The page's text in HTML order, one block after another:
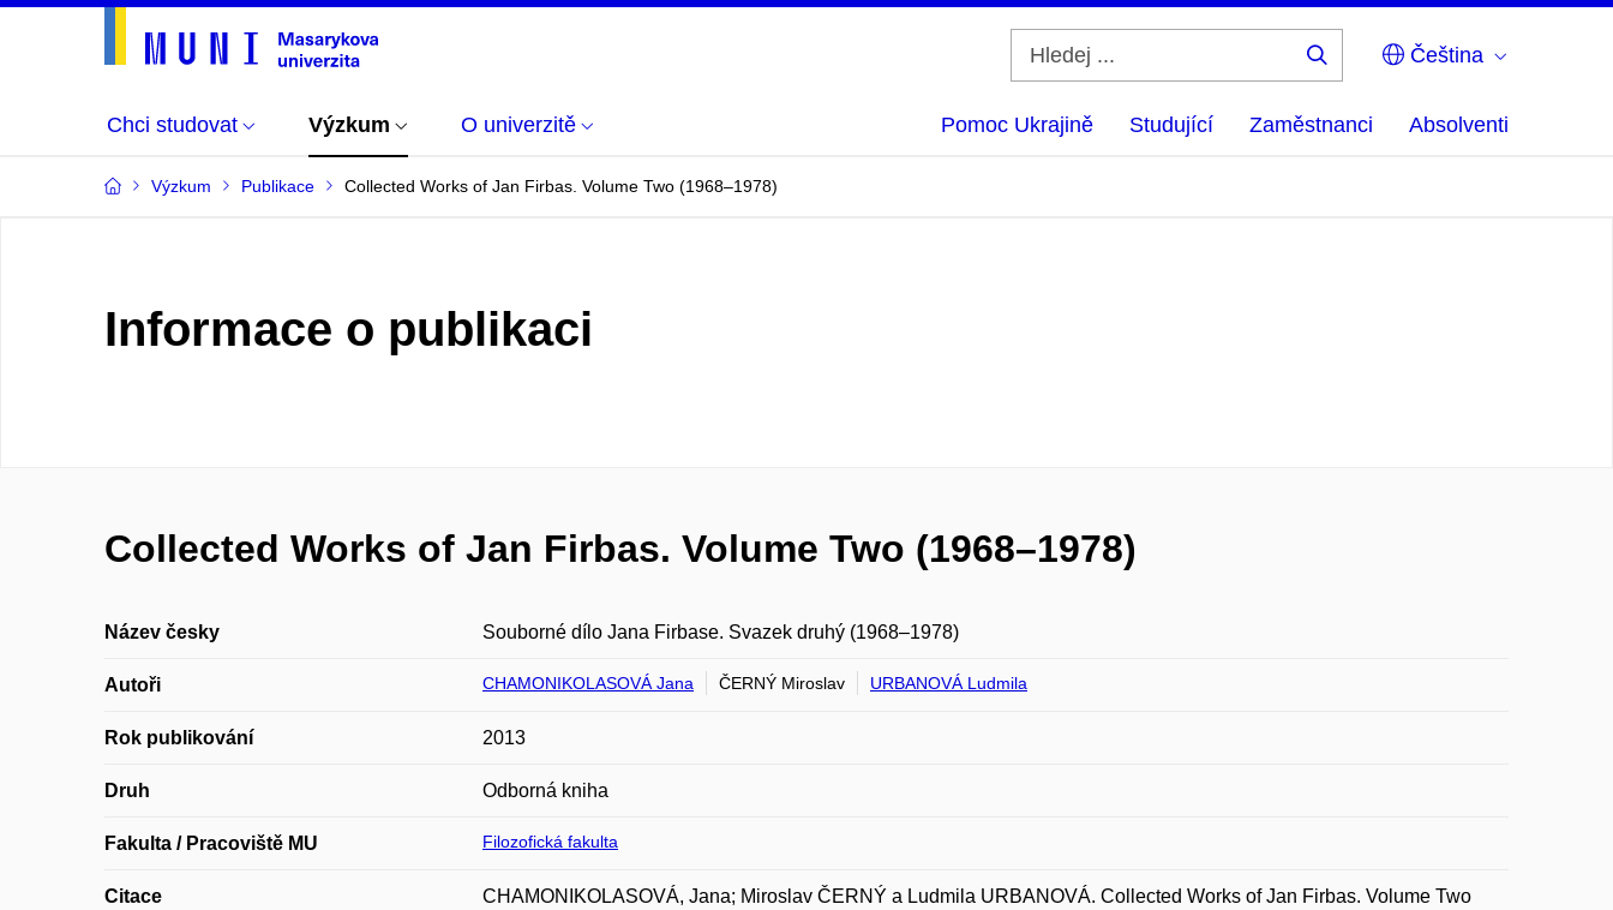
Čeština
Chci studovat Výzkum O univerzitě Pomoc Ukrajině Studující Zaměstnanci Absolventi
Výzkum Publikace Collected Works of Jan Firbas. Volume Two (1968–1978)
Informace o publikaci
Collected Works of Jan Firbas. Volume Two (1968–1978)
Název česky Souborné dílo Jana Firbase. Svazek druhý (1968–1978)
Autoři CHAMONIKOLASOVÁ Jana ČERNÝ Miroslav URBANOVÁ Ludmila
Rok publikování 2013
Druh Odborná kniha
Fakulta / Pracoviště MU Filozofická fakulta
Citace
CHAMONIKOLASOVÁ, Jana; Miroslav ČERNÝ a Ludmila URBANOVÁ. Collected Works of Jan Firbas. Volume Two